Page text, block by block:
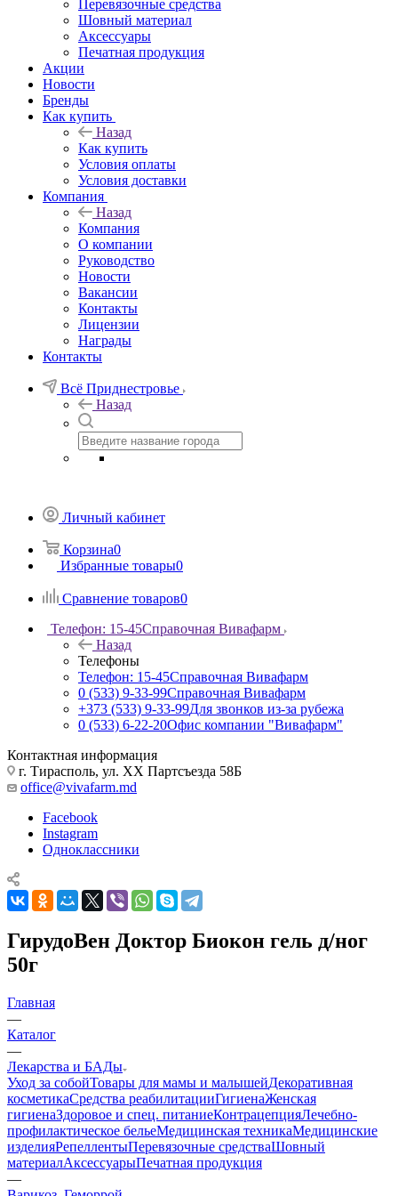
Перевязочные средства
Шовный материал
Аксессуары
Печатная продукция
Акции
Новости
Бренды
Как купить
Назад
Как купить
Условия оплаты
Условия доставки
Компания
Назад
Компания
О компании
Руководство
Новости
Вакансии
Контакты
Лицензии
Награды
Контакты
Всё Приднестровье
Назад
Личный кабинет
Корзина0
Избранные товары0
Сравнение товаров0
Телефон: 15-45Справочная Вивафарм
Назад
Телефоны
Телефон: 15-45Справочная Вивафарм
0 (533) 9-33-99Справочная Вивафарм
+373 (533) 9-33-99Для звонков из-за рубежа
0 (533) 6-22-20Офис компании "Вивафарм"
Контактная информация
г. Тирасполь, ул. ХХ Партсъезда 58Б
office@vivafarm.md
Facebook
Instagram
Одноклассники
ГирудоВен Доктор Биокон гель д/ног
50г
Главная
—
Каталог
—
Лекарства и БАДы
Уход за собойТовары для мамы и малышейДекоративная
косметикаСредства реабилитацииГигиенаЖенская
гигиенаЗдоровое и спец. питаниеКонтрацепцияЛечебно-
профилактическое бельеМедицинская техникаМедицинские
изделияРепеллентыПеревязочные средстваШовный
материалАксессуарыПечатная продукция
—